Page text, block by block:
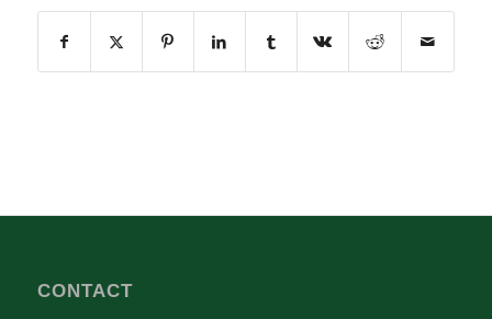
CONTACT